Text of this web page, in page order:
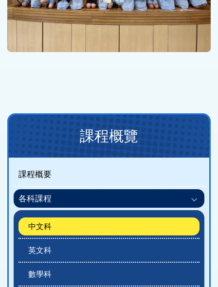
Main
(課
程
概
覽)
課程概覽
課程概要
各科課程
中文科
英文科
數學科